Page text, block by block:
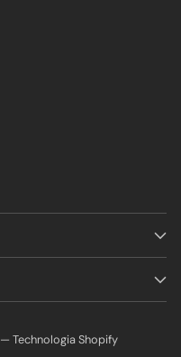
— Technologia Shopify